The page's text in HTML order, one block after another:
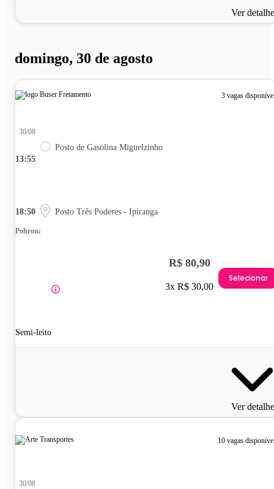
Ver
domingo, 30 de agosto
3 vagas
13:55
30/08
Posto de Gasolina Miguelzinho
18:50 Posto Três Poderes - Ipiranga
Poltrona
Semi-leito
R$ 80,90
3x R$ 30,00
Selecionar
Ver
10 vagas
30/08